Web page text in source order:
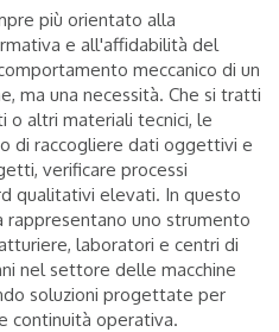
più orientato alla
e all'affidabilità del
meccanico di un
ma una necessità. Che si tratti
o altri materiali tecnici, le
di raccogliere dati oggettivi e
verificare processi
qualitativi elevati. In questo
rappresentano uno strumento
laboratori e centri di
nel settore delle macchine
soluzioni progettate per
continuità operativa.